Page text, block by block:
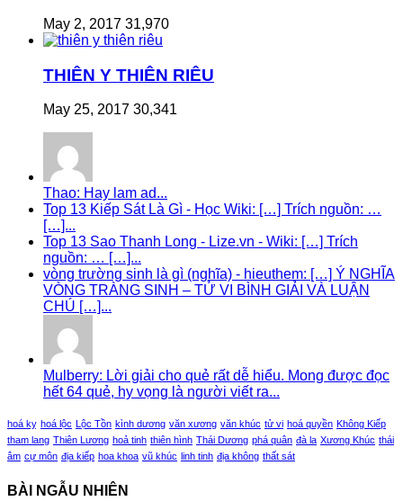
May 2, 2017 31,970
THIÊN Y THIÊN RIÊU
May 25, 2017 30,341
Thao: Hay lam ad...
Top 13 Kiếp Sát Là Gì - Học Wiki: […] Trích nguồn: …
[…]...
Top 13 Sao Thanh Long - Lize.vn - Wiki: […] Trích
nguồn: … […]...
vòng trường sinh là gì (nghĩa) - hieuthem: […] Ý NGHĨA
VÒNG TRÀNG SINH – TỬ VI BÌNH GIẢI VÀ LUẬN
CHÚ […]...
Mulberry: Lời giải cho quẻ rất dễ hiểu. Mong được đọc
hết 64 quẻ, hy vọng là người viết ra...
hoá kỵ hoá lộc Lộc Tồn kình dương văn xương văn khúc tử vi hoá quyền Không Kiếp
tham lang Thiên Lương hoả tinh thiên hình Thái Dương phá quân đà la Xương Khúc thái
âm cự môn địa kiếp hoa khoa vũ khúc linh tinh địa không thất sát
BÀI NGẪU NHIÊN